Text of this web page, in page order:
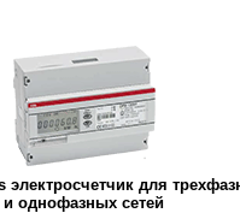
электросчетчик для
и однофазных сетей